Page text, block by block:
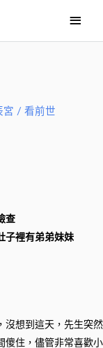
要
宮 / 看前世
查
子裡有弟弟妹妹
沒想到這天，先生突然
傻住，儘管非常喜歡小